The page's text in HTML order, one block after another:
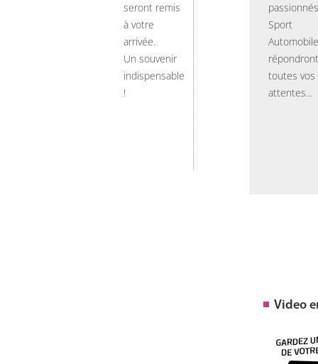
seront remis
à votre
arrivée.
Un souvenir
indispensable
!
Sport
Automobile
toutes vos
attentes...
Video